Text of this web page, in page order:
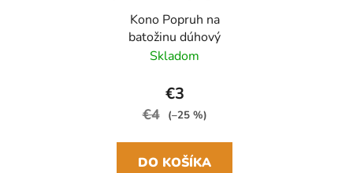
Kono Popruh na
batožinu dúhový
Skladom
€3
€4 (–25 %)
DO KOŠÍKA